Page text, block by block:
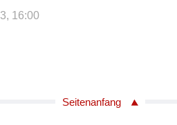
16:00
Seitenanfang